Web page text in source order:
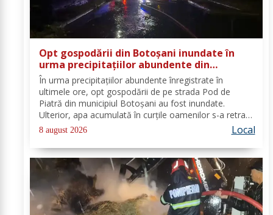
Opt gospodării din Botoșani inundate în
urma precipitațiilor abundente din
ultimele ore
În urma precipitațiilor abundente înregistrate în
ultimele ore, opt gospodării de pe strada Pod de
Piatră din municipiul Botoșani au fost inundate.
Ulterior, apa acumulată în curțile oamenilor s-a retras
pe carosabil. Pentru evacuarea apei, pompierii militari
din cadrul Detașamentului Botoșani au...
8 august 2026 Local